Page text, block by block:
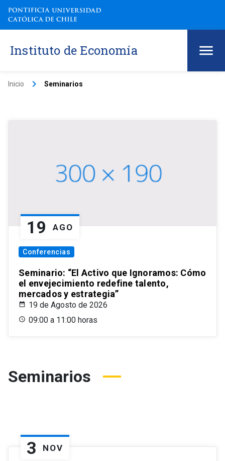
Instituto de Economía
Inicio keyboard_arrow_right Seminarios
19 AGO
Conferencias
Seminario: “El Activo que Ignoramos: Cómo
el envejecimiento redefine talento,
mercados y estrategia”
19 de Agosto de 2026
09:00 a 11:00 horas
Seminarios
3 NOV